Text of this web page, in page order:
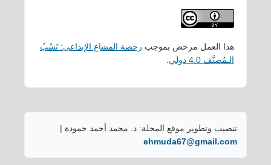
هذا العمل مرخص بموجب رخصة المشاع الإبداعي: نَسْبُ
الـمُصنَّف 4.0 دولي
تنصيب وتطوير موقع المجلة: د. محمد أحمد حمودة |
ehmuda67@gmail.com